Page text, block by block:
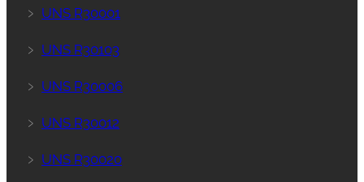
﹥ UNS R30001
﹥ UNS R30103
﹥ UNS R30006
﹥ UNS R30012
﹥ UNS R30020